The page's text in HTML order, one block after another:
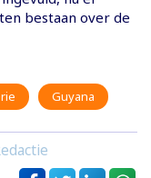
bestaan over de
Guyana